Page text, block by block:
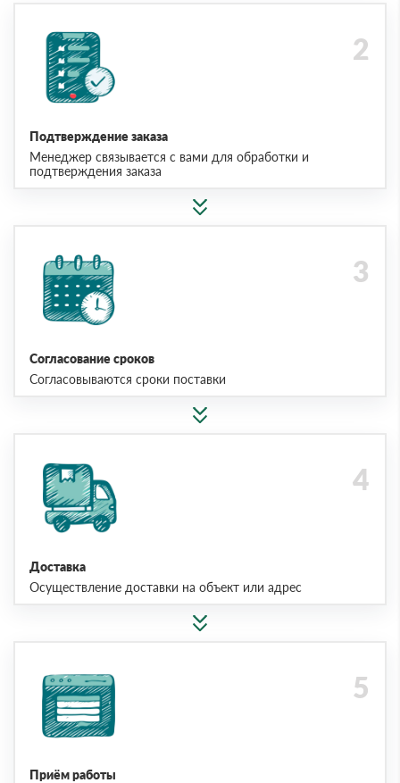
Подтверждение заказа
Менеджер связывается с вами для обработки и
подтверждения заказа
Согласование сроков
Согласовываются сроки поставки
Доставка
Осуществление доставки на объект или адрес
Приём работы